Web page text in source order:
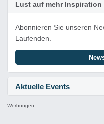
Aktuelle Events
Lust auf mehr Inspiration
Abonnieren Sie unseren
Laufenden.
Werbungen